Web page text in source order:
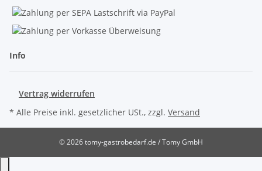
Info
Vertrag widerrufen
* Alle Preise inkl. gesetzlicher USt., zzgl. Versand
© 2026 tomy-gastrobedarf.de / Tomy GmbH